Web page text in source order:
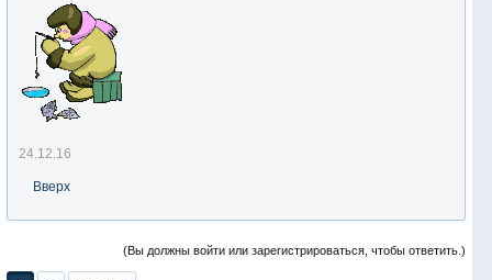
24.12.16
Вверх
(Вы должны войти или зарегистрироваться, чтобы ответить.)